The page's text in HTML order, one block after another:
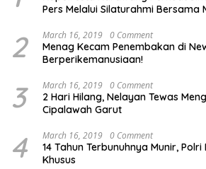
Pers Melalui Silaturahmi Bersama
2 March 16, 2019 0 Comment
Menag Kecam Penembakan di
Berperikemanusiaan!
3 March 16, 2019 0 Comment
2 Hari Hilang, Nelayan Tewas
Cipalawah Garut
4 March 16, 2019 0 Comment
14 Tahun Terbunuhnya Munir,
Khusus